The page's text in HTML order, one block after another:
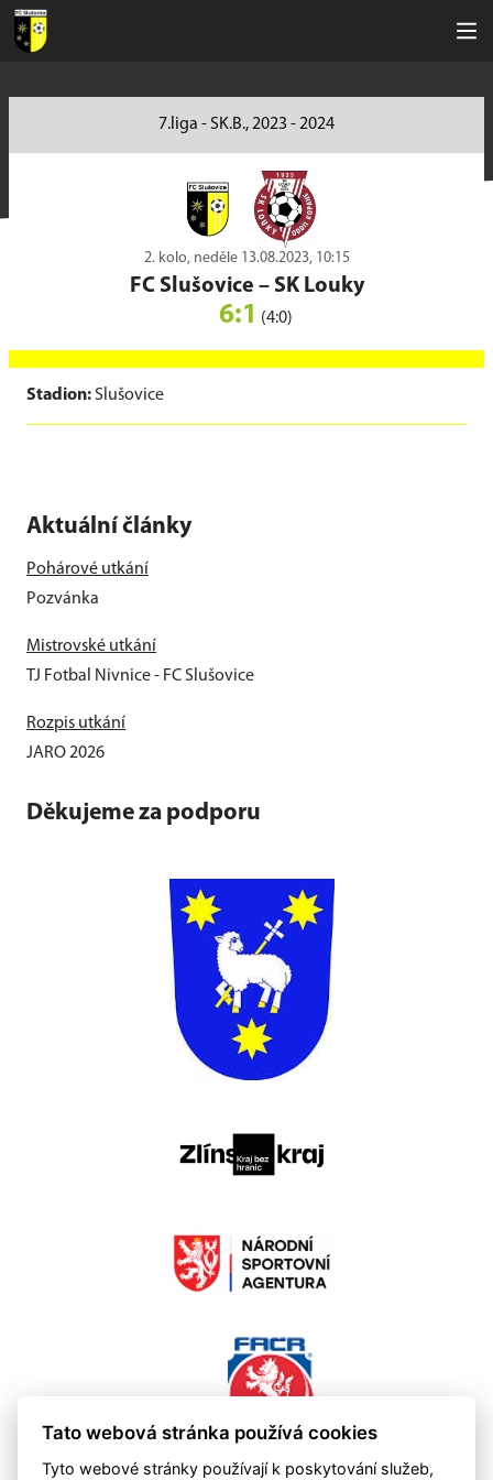
7.liga - SK.B., 2023 - 2024
2. kolo, neděle 13.08.2023, 10:15
FC Slušovice – SK Louky
6:1 (4:0)
Stadion: Slušovice
Aktuální články
Pohárové utkání
Pozvánka
Mistrovské utkání
TJ Fotbal Nivnice - FC Slušovice
Rozpis utkání
JARO 2026
Děkujeme za podporu
Tato webová stránka používá cookies
Tyto webové stránky používají k poskytování služeb,